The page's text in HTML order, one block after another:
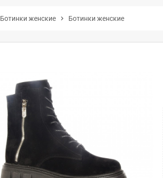
Ботинки женские chevron_right Ботинки женские